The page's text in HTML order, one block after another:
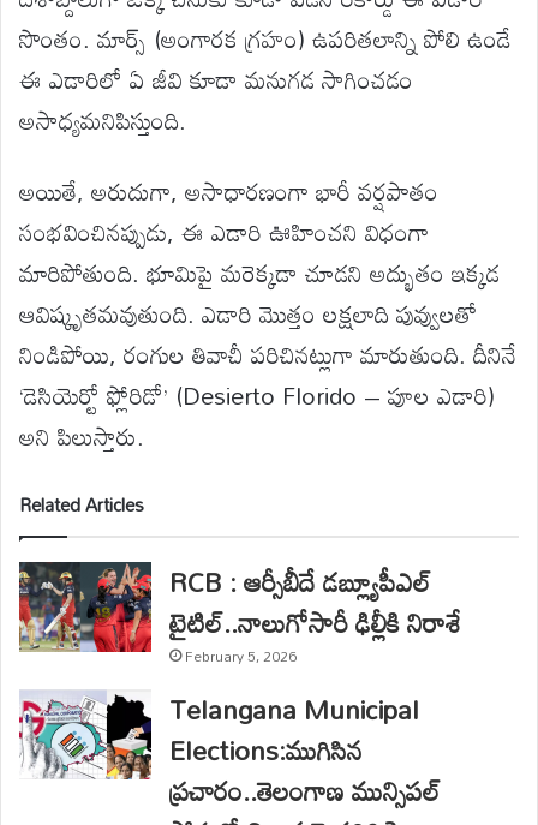
సొంతం. మార్స్ (అంగారక గ్రహం) ఉపరితలాన్ని పోలి ఉండే
ఈ ఎడారిలో ఏ జీవి కూడా మనుగడ సాగించడం
అసాధ్యమనిపిస్తుంది.
అయితే, అరుదుగా, అసాధారణంగా భారీ వర్షపాతం
సంభవించినప్పుడు, ఈ ఎడారి ఊహించని విధంగా
మారిపోతుంది. భూమిపై మరెక్కడా చూడని అద్భుతం ఇక్కడ
ఆవిష్కృతమవుతుంది. ఎడారి మొత్తం లక్షలాది పువ్వులతో
నిండిపోయి, రంగుల తివాచీ పరిచినట్లుగా మారుతుంది. దీనినే
‘డెసియెర్టో ఫ్లోరిడో’ (Desierto Florido – పూల ఎడారి)
అని పిలుస్తారు.
Related Articles
RCB : ఆర్సీబీదే డబ్ల్యూపీఎల్
టైటిల్..నాలుగోసారీ ఢిల్లీకి నిరాశే
February 5, 2026
Telangana Municipal
Elections:ముగిసిన
ప్రచారం..తెలంగాణ మున్సిపల్